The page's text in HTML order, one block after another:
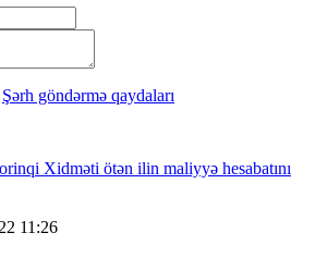
Şərh göndərmə qaydaları
11:26